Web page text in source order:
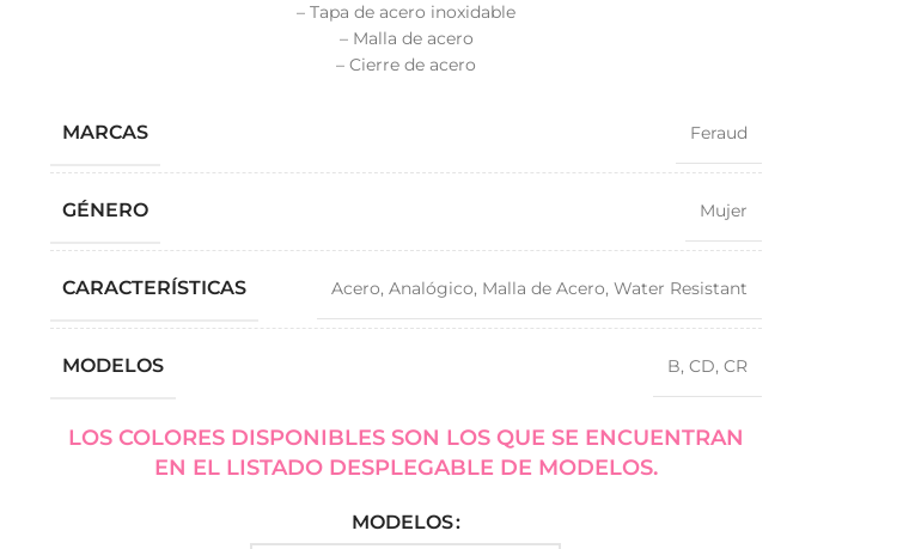
– Tapa de acero inoxidable
– Malla de acero
– Cierre de acero
MARCAS Feraud
GÉNERO Mujer
CARACTERÍSTICAS Acero, Analógico, Malla de Acero, Water Resistant
MODELOS B, CD, CR
LOS COLORES DISPONIBLES SON LOS QUE SE ENCUENTRAN
EN EL LISTADO DESPLEGABLE DE MODELOS.
MODELOS